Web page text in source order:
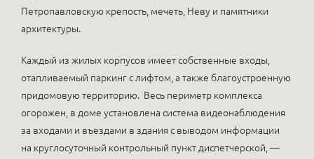
Петропавловскую крепость, мечеть, Неву и памятники
архитектуры.
Каждый из жилых корпусов имеет собственные входы,
отапливаемый паркинг с лифтом, а также благоустроенную
придомовую территорию. Весь периметр комплекса
огорожен, в доме установлена система видеонаблюдения
за входами и въездами в здания с выводом информации
на круглосуточный контрольный пункт диспетчерской, —